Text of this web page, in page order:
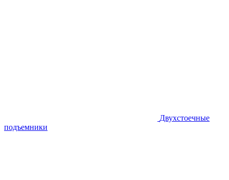
Двухстоечные
подъемники